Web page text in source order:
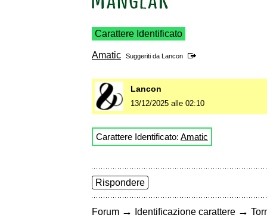
Carattere Identificato
Amatic Suggeriti da Lancon
Lancon
13/12/2025 alle 02:10
Carattere Identificato: Amatic
Rispondere
Forum → Identificazione carattere →